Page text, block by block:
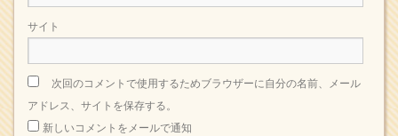
サイト
次回のコメントで使用するためブラウザーに自分の名前、メール
アドレス、サイトを保存する。
新しいコメントをメールで通知